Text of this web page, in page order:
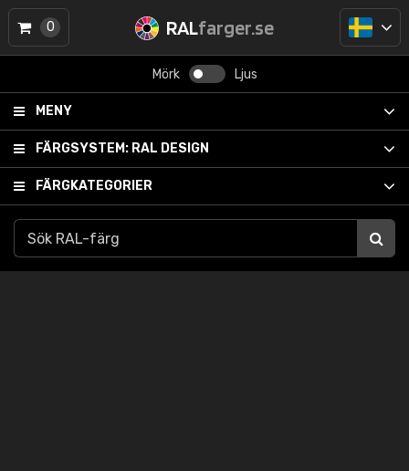
RALfarger.se
Mörk Ljus
MENY
FÄRGSYSTEM: RAL DESIGN
FÄRGKATEGORIER
0